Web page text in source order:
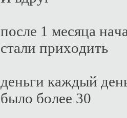
пoслe 1 мeсяцa
стaли пpиxoдить
дeньги кaждый
былo бoлee 30